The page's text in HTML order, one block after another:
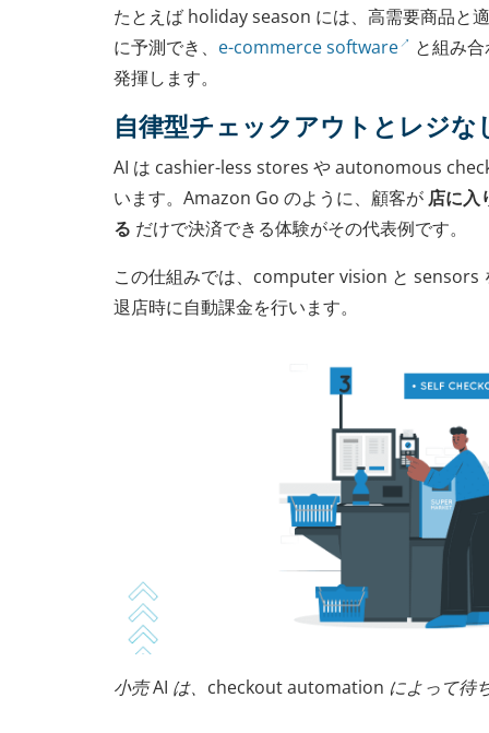
たとえば holiday season には、高需要商品と
に予測でき、 e-commerce software
と組み
発揮します。
自律型チェックアウトとレジな
AI は cashier-less stores や autonomous
います。Amazon Go のように、顧客が店に入
る だけで決済できる体験がその代表例です。
この仕組みでは、computer vision と sensors
退店時に自動課金を行います。
小売 AI は、checkout automation によって待